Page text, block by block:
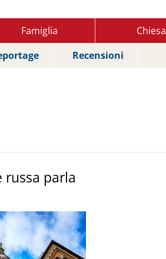
Famiglia Chiesa
Recensioni
russa parla